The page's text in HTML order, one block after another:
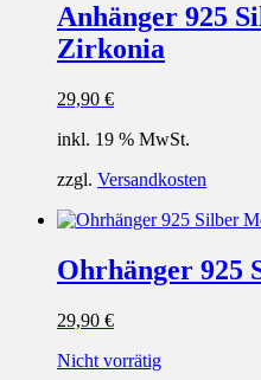
Anhänger 925
Zirkonia
29,90 €
inkl. 19 % MwSt.
zzgl. Versandkosten
Ohrhänger 925
29,90 €
Nicht vorrätig